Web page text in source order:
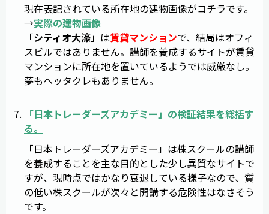
現在表記されている所在地の建物画像がコチラです。
→実際の建物画像
「シティオ大濠」は賃貸マンションで、結局はオフィ
スビルではありません。講師を養成するサイトが賃貸
マンションに所在地を置いているようでは威厳なし。
夢もヘッタクレもありません。
「日本トレーダーズアカデミー 」の検証結果を総括す
る。
「日本トレーダーズアカデミー」は株スクールの講師
を養成することを主な目的とした少し異質なサイトで
すが、現時点ではかなり衰退している様子なので、質
の低い株スクールが次々と開講する危険性はなさそう
です。